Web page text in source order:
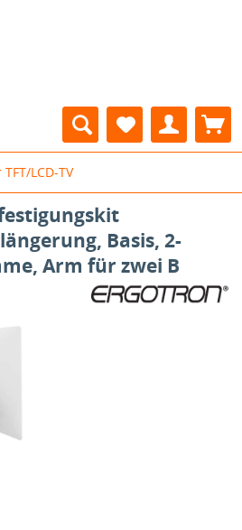
LCD-TV
Basis, 2-
Arm für zwei B